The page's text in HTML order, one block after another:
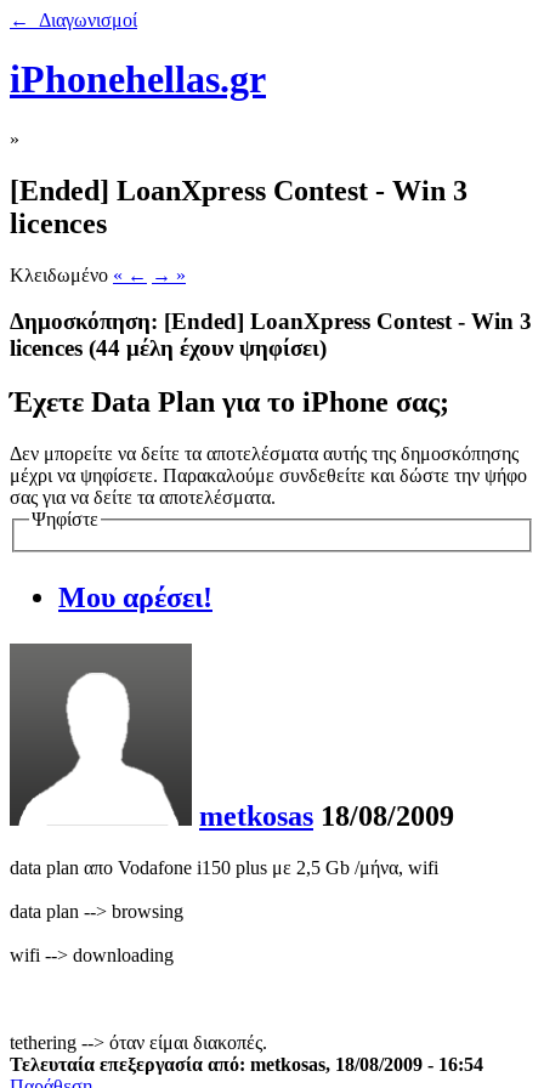
← Διαγωνισμοί
iPhonehellas.gr
»
[Ended] LoanΧpress Contest - Win 3
licences
Κλειδωμένο « ← → »
Δημοσκόπηση: [Ended] LoanΧpress Contest - Win 3
licences (44 μέλη έχουν ψηφίσει)
Έχετε Data Plan για το iPhone σας;
Δεν μπορείτε να δείτε τα αποτελέσματα αυτής της δημοσκόπησης
μέχρι να ψηφίσετε. Παρακαλούμε συνδεθείτε και δώστε την ψήφο
σας για να δείτε τα αποτελέσματα.
Ψηφίστε
Μου αρέσει!
metkosas 18/08/2009
data plan απο Vodafone i150 plus με 2,5 Gb /μήνα, wifi
data plan --> browsing
wifi --> downloading
tethering --> όταν είμαι διακοπές.
Τελευταία επεξεργασία από: metkosas, 18/08/2009 - 16:54